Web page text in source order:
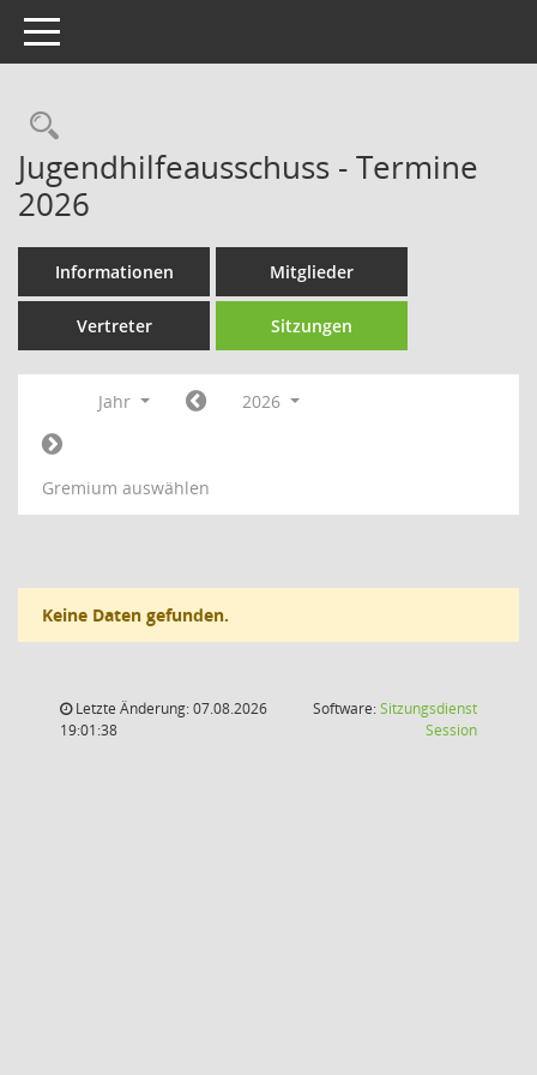
Toggle navigation
Rechercheauswahl
Jugendhilfeausschuss - Termine
2026
Informationen Mitglieder
Vertreter Sitzungen
Jahr 2026
Gremium auswählen
Keine Daten gefunden.
Letzte Änderung: 07.08.2026
19:01:38
Software:Sitzungsdienst
Session(Wird in